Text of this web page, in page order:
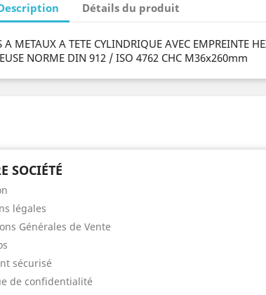
Détails du produit
A METAUX A TETE CYLINDRIQUE AVEC EMPREINTE
NORME DIN 912 / ISO 4762 CHC M36x260mm
SOCIÉTÉ
légales
Générales de Vente
sécurisé
de confidentialité